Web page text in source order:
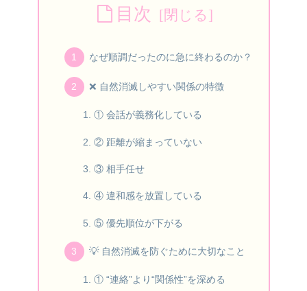
目次
なぜ順調だったのに急に終わるのか？
❌ 自然消滅しやすい関係の特徴
① 会話が義務化している
② 距離が縮まっていない
③ 相手任せ
④ 違和感を放置している
⑤ 優先順位が下がる
💡 自然消滅を防ぐために大切なこと
① “連絡”より“関係性”を深める